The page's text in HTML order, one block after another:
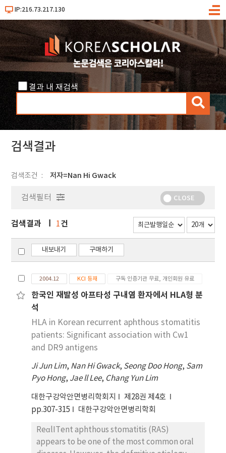
IP:216.73.217.130
메
결과 내 재검색
검
색
검색결과
검색조건 저자=Nan Hi Gwack
검색필터 CLOSE
검색결과 1건
내보내기 구매하기
2004.12 KCI 등재 구독 인증기관 무료, 개인회원 유료
한국인 재발성 아프타성 구내염 환자에서 HLA형 분
석
HLA in Korean recurrent aphthous stomatitis
patients: Significant association with Cw1
and DR9 antigens
Ji Jun Lim, Nan Hi Gwack, Seong Doo Hong, Sam
Pyo Hong, Jae ll Lee, Chang Yun Lim
대한구강악안면병리학회지
제28권 제4호
pp.307-315
대한구강악안면병리학회
ReαlITent aphthous stomatitis (RAS)
appears to be one of the most common oral